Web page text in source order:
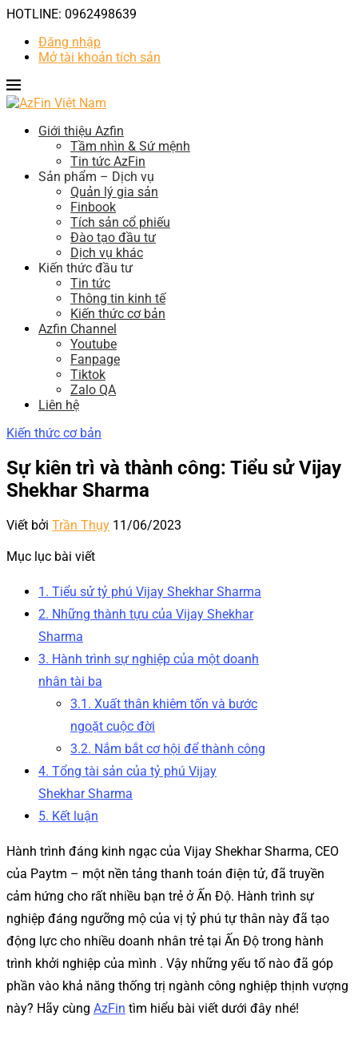
HOTLINE: 0962498639
Đăng nhập
Mở tài khoản tích sản
Giới thiệu Azfin
Tầm nhìn & Sứ mệnh
Tin tức AzFin
Sản phẩm – Dịch vụ
Quản lý gia sản
Finbook
Tích sản cổ phiếu
Đào tạo đầu tư
Dịch vụ khác
Kiến thức đầu tư
Tin tức
Thông tin kinh tế
Kiến thức cơ bản
Azfin Channel
Youtube
Fanpage
Tiktok
Zalo QA
Liên hệ
Kiến thức cơ bản
Sự kiên trì và thành công: Tiểu sử Vijay
Shekhar Sharma
Viết bởi Trần Thụy 11/06/2023
Mục lục bài viết
1. Tiểu sử tỷ phú Vijay Shekhar Sharma
2. Những thành tựu của Vijay Shekhar
Sharma
3. Hành trình sự nghiệp của một doanh
nhân tài ba
3.1. Xuất thân khiêm tốn và bước
ngoặt cuộc đời
3.2. Nắm bắt cơ hội để thành công
4. Tổng tài sản của tỷ phú Vijay
Shekhar Sharma
5. Kết luận
Hành trình đáng kinh ngạc của Vijay Shekhar Sharma, CEO
của Paytm – một nền tảng thanh toán điện tử, đã truyền
cảm hứng cho rất nhiều bạn trẻ ở Ấn Độ. Hành trình sự
nghiệp đáng ngưỡng mộ của vị tỷ phú tự thân này đã tạo
động lực cho nhiều doanh nhân trẻ tại Ấn Độ trong hành
trình khởi nghiệp của mình . Vậy những yếu tố nào đã góp
phần vào khả năng thống trị ngành công nghiệp thịnh vượng
này? Hãy cùng AzFin tìm hiểu bài viết dưới đây nhé!